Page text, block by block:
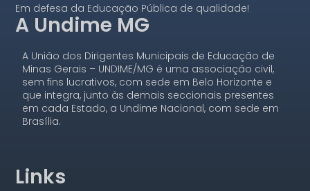
Em defesa da Educação Pública de qualidade!
A Undime MG
A União dos Dirigentes Municipais de Educação de
Minas Gerais – UNDIME/MG é uma associação civil,
sem fins lucrativos, com sede em Belo Horizonte e
que integra, junto às demais seccionais presentes
em cada Estado, a Undime Nacional, com sede em
Brasília.
Links